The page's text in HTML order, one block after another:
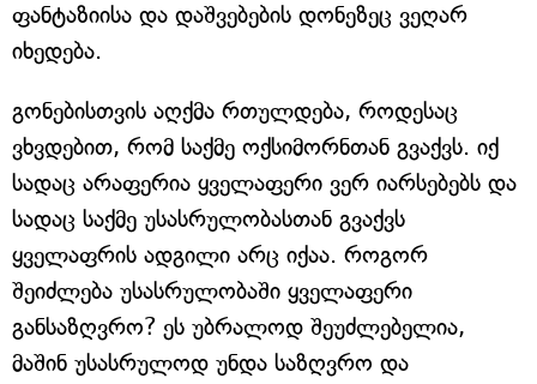
ფანტაზიისა და დაშვებების დონეზეც ვეღარ
იხედება.
გონებისთვის აღქმა რთულდება, როდესაც
ვხვდებით, რომ საქმე ოქსიმორნთან გვაქვს. იქ
სადაც არაფერია ყველაფერი ვერ იარსებებს და
სადაც საქმე უსასრულობასთან გვაქვს
ყველაფრის ადგილი არც იქაა. როგორ
შეიძლება უსასრულობაში ყველაფერი
განსაზღვრო? ეს უბრალოდ შეუძლებელია,
მაშინ უსასრულოდ უნდა საზღვრო და